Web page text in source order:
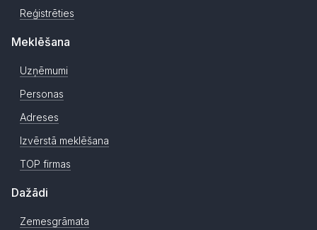
Reģistrēties
Meklēšana
Uzņēmumi
Personas
Adreses
Izvērstā meklēšana
TOP firmas
Dažādi
Zemesgrāmata